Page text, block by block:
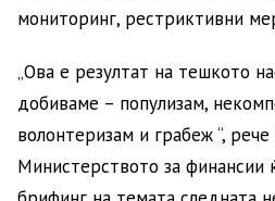
мониторинг, рестриктивни
„Ова е резултат на тешкото
добиваме – популизам,
волонтеризам и грабеж “,
Министерството за финансии